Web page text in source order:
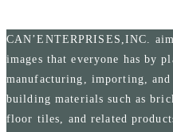
CAN’ENTERPRISES,INC.
images that everyone has by
manufacturing, importing,
building materials such as
floor tiles, and related